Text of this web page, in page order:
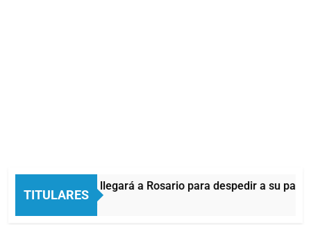
TITULARES
Lionel Messi llegará a Rosario para despedir a su
20 Minutos Atrás